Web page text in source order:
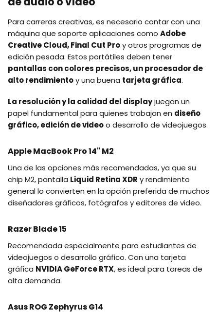
Para carreras creativas, es necesario contar con una
máquina que soporte aplicaciones como Adobe
Creative Cloud, Final Cut Proy otros programas de
edición pesada. Estos portátiles deben tener
pantallas con colores precisos, un procesador de
alto rendimientoy una buena tarjeta gráfica.
La resolución y la calidad del displayjuegan un
papel fundamental para quienes trabajan en diseño
gráfico, edición de videoo desarrollo de videojuegos.
Apple MacBook Pro 14" M2
Una de las opciones más recomendadas, ya que su
chip M2, pantalla Liquid Retina XDR y rendimiento
general lo convierten en la opción preferida de muchos
diseñadores gráficos, fotógrafos y editores de video.
Razer Blade 15
Recomendada especialmente para estudiantes de
videojuegos o desarrollo gráfico. Con una tarjeta
gráfica NVIDIA GeForce RTX, es ideal para tareas de
alta demanda.
Asus ROG Zephyrus G14